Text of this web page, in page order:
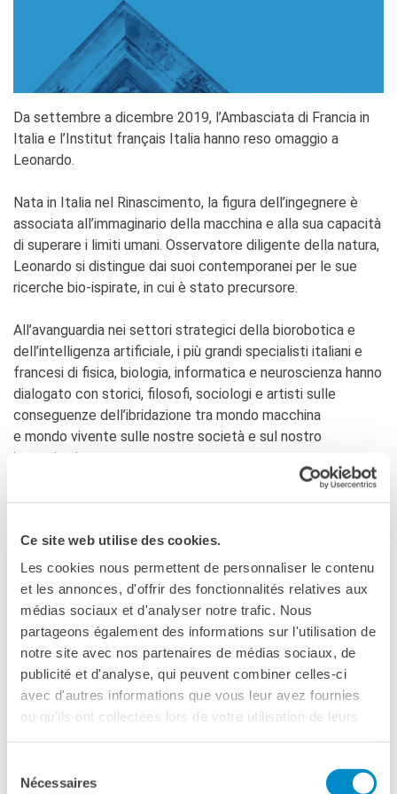
Ce site web utilise des cookies.
Les cookies nous permettent de personnaliser le contenu
et les annonces, d'offrir des fonctionnalités relatives aux
médias sociaux et d'analyser notre trafic. Nous
partageons également des informations sur l'utilisation de
notre site avec nos partenaires de médias sociaux, de
publicité et d'analyse, qui peuvent combiner celles-ci
avec d'autres informations que vous leur avez fournies
ou qu'ils ont collectées lors de votre utilisation de leurs
Nécessaires
SPETTACOLO DAL VIVO E
ARTI VISIVE
La festa della musica
Nouveau Grand Tour
Exaequa
Operazioni artistiche
La Francia al Cinema
Rendez-vous
LIBRI
UNIVERSITÀ, RICERCA,
INNOVAZIONE
Studiare in Francia, grazie a
Campus France Italie!
Doppi titoli
Borse di studio e di
Contatti
Organigramma
Lavorare con noi
Appalti pubblici, gare
d'appalto e contratti
SOSTENERE L'INSTITUT
FRANCAIS ITALIA
Le operazioni
Come sostenere
I Vantaggi
Da settembre a dicembre 2019, l’Ambasciata di Francia in
Italia e l’Institut français Italia hanno reso omaggio a
Leonardo.
Nata in Italia nel Rinascimento, la figura dell’ingegnere è
associata all’immaginario della macchina e alla sua capacità
di superare i limiti umani. Osservatore diligente della natura,
Leonardo si distingue dai suoi contemporanei per le sue
ricerche bio-ispirate, in cui è stato precursore.
All’avanguardia nei settori strategici della biorobotica e
dell’intelligenza artificiale, i più grandi specialisti italiani e
francesi di fisica, biologia, informatica e neuroscienza hanno
dialogato con storici, filosofi, sociologi e artisti sulle
conseguenze dell’ibridazione tra mondo macchina
e mondo vivente sulle nostre società e sul nostro
immaginario.
I Dialoghi del Farnese dell’autunno si sono iscritti in un ciclo
università, i centri di ricerca, i festival e le sedi di dibattito
più importanti d’Italia, in 10 città, Napoli, Roma, Firenze,
Bologna, Genova, Udine, Ferrara, Torino, Venezia, Mantova.
Inoltre, due Dialoghi del Farnese hanno attirato l’attenzione
su questioni riguardanti l’attualità: l’insegnamento della
storia in Francia e in Italia, in occasione della 22e edizione
dei Rendez-vous de l’histoire de Blois, è stata dedicata
all’Italia dal 9 al 13 ottobre, e un primo bilancio dei lavori in